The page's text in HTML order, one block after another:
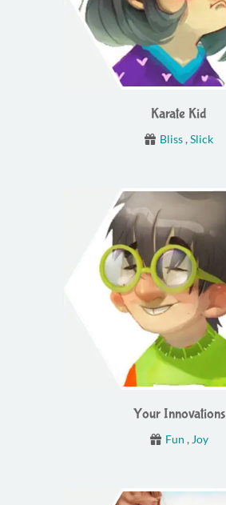
Karate Kid
Bliss,Slick
Your Innovations
Fun ,Joy